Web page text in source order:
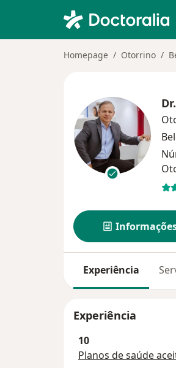
Homepage Otorrino
Dr.
Experiência
Experiência
10
Planos de saúde